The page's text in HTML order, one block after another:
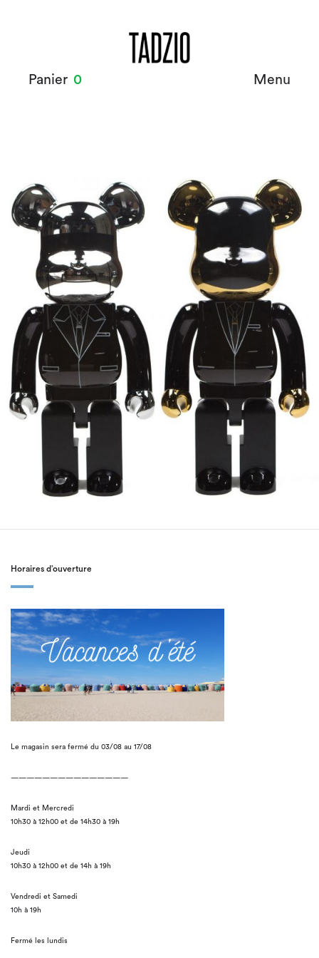
Panier 0 Menu
Horaires d’ouverture
Le magasin sera fermé du 03/08 au 17/08
———————————————
Mardi et Mercredi
10h30 à 12h00 et de 14h30 à 19h
Jeudi
10h30 à 12h00 et de 14h à 19h
Vendredi et Samedi
10h à 19h
Fermé les lundis